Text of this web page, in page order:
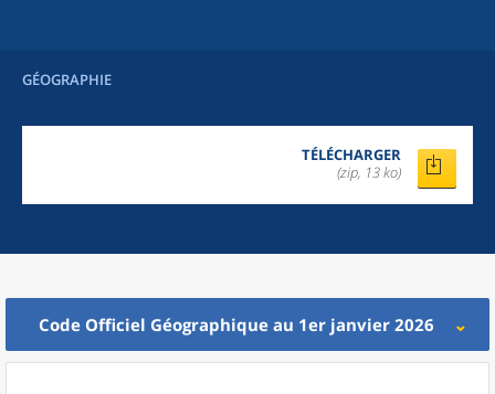
GÉOGRAPHIE
TÉLÉCHARGER
(zip, 13 ko)
Code Officiel Géographique au 1er janvier 2026